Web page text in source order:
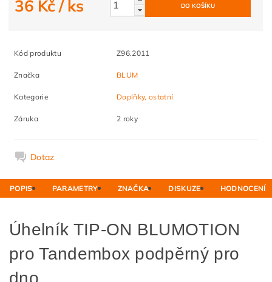
36 Kč/ ks
Kód produktu Z96.2011
Značka BLUM
Kategorie Doplňky, ostatní
Záruka 2 roky
Dotaz
POPIS PARAMETRY ZNAČKA DISKUZE HODNOCENÍ
Úhelník TIP-ON BLUMOTION
pro Tandembox podpěrný pro
dno